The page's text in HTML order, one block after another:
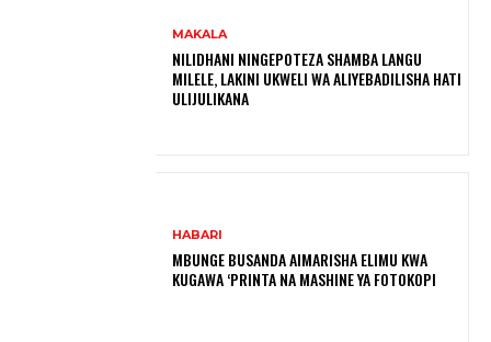
MAKALA
NILIDHANI NINGEPOTEZA SHAMBA LANGU
MILELE, LAKINI UKWELI WA ALIYEBADILISHA HATI
ULIJULIKANA
HABARI
MBUNGE BUSANDA AIMARISHA ELIMU KWA
KUGAWA ‘PRINTA NA MASHINE YA FOTOKOPI